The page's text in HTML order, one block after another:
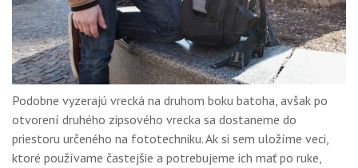
Podobne vyzerajú vrecká na druhom boku batoha, avšak po
otvorení druhého zipsového vrecka sa dostaneme do
priestoru určeného na fototechniku. Ak si sem uložíme veci,
ktoré používame častejšie a potrebujeme ich mať po ruke,